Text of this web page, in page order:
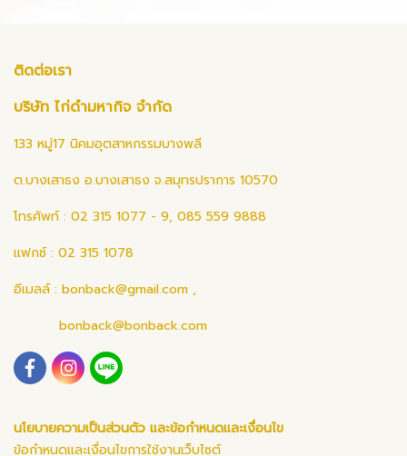
ติดต่อเรา
บริษัท ไก่ดำมหากิจ จำกัด
133 หมู่17 นิคมอุตสาหกรรมบางพลี
ต.บางเสาธง อ.บางเสาธง จ.สมุทรปราการ 10570
โทรศัพท์ : 02 315 1077 - 9, 085 559 9888
แฟกซ์ : 02 315 1078
อีเมลล์ : bonback@gmail.com ,
bonback@bonback.com
นโยบายความเป็นส่วนตัว และข้อกำหนดและเงื่อนไข
ข้อกำหนดและเงื่อนไขการใช้งานเว็บไซต์